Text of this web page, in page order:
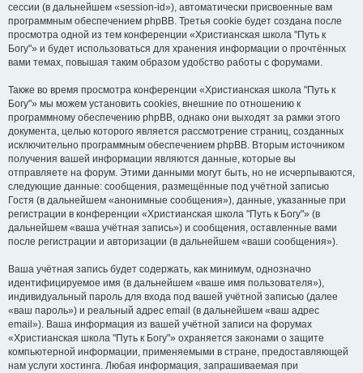
сессии (в дальнейшем «session-id»), автоматически присвоенные вам
программным обеспечением phpBB. Третья cookie будет создана после
просмотра одной из тем конференции «Христианская школа "Путь к
Богу"» и будет использоваться для хранения информации о прочтённых
вами темах, повышая таким образом удобство работы с форумами.
Также во время просмотра конференции «Христианская школа "Путь к
Богу"» мы можем установить cookies, внешние по отношению к
программному обеспечению phpBB, однако они выходят за рамки этого
документа, целью которого является рассмотрение страниц, созданных
исключительно программным обеспечением phpBB. Вторым источником
получения вашей информации являются данные, которые вы
отправляете на форум. Этими данными могут быть, но не исчерпываются,
следующие данные: сообщения, размещённые под учётной записью
Гостя (в дальнейшем «анонимные сообщения»), данные, указанные при
регистрации в конференции «Христианская школа "Путь к Богу"» (в
дальнейшем «ваша учётная запись») и сообщения, оставленные вами
после регистрации и авторизации (в дальнейшем «ваши сообщения»).
Ваша учётная запись будет содержать, как минимум, однозначно
идентифицируемое имя (в дальнейшем «ваше имя пользователя»),
индивидуальный пароль для входа под вашей учётной записью (далее
«ваш пароль») и реальный адрес email (в дальнейшем «ваш адрес
email»). Ваша информация из вашей учётной записи на форумах
«Христианская школа "Путь к Богу"» охраняется законами о защите
компьютерной информации, применяемыми в стране, предоставляющей
нам услуги хостинга. Любая информация, запрашиваемая при